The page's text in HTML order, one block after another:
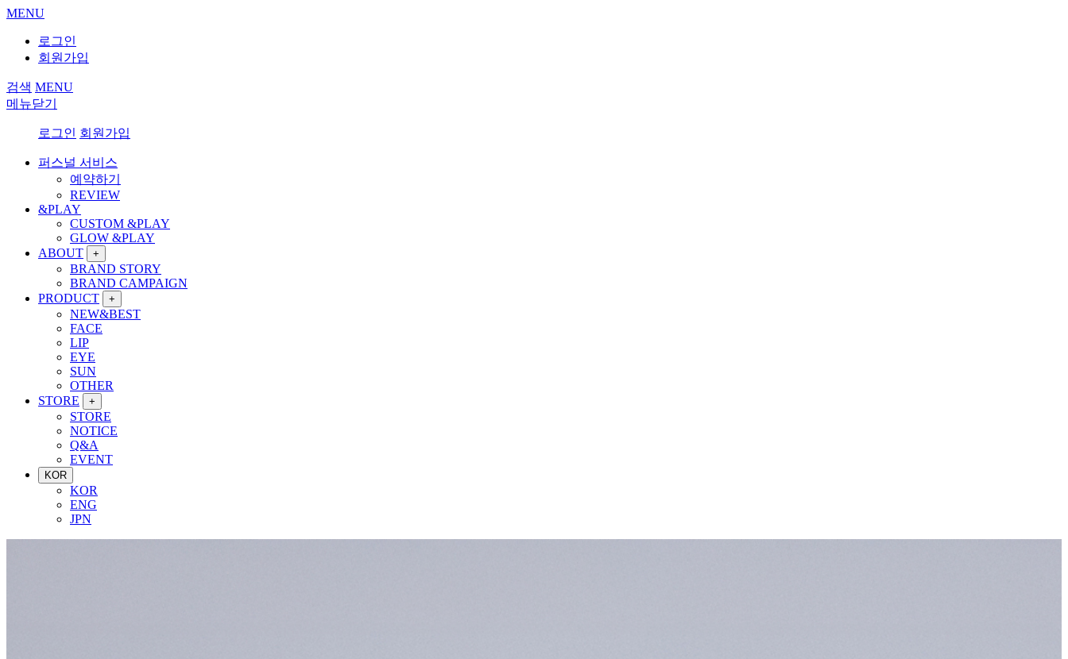
MENU
로그인
회원가입
검색 MENU
메뉴닫기
로그인 회원가입
퍼스널 서비스
예약하기
REVIEW
&PLAY
CUSTOM &PLAY
GLOW &PLAY
ABOUT
+
BRAND STORY
BRAND CAMPAIGN
PRODUCT
+
NEW&BEST
FACE
LIP
EYE
SUN
OTHER
STORE
+
STORE
NOTICE
Q&A
EVENT
KOR
KOR
ENG
JPN